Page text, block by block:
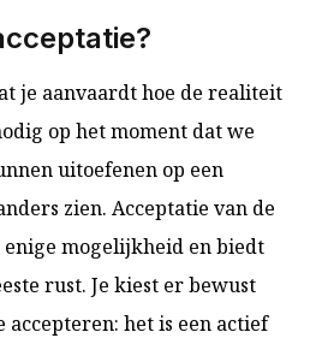
je aanvaardt hoe de realiteit
op het moment dat we
uitoefenen op een
zien. Acceptatie van de
enige mogelijkheid en biedt
rust. Je kiest er bewust
accepteren: het is een actief